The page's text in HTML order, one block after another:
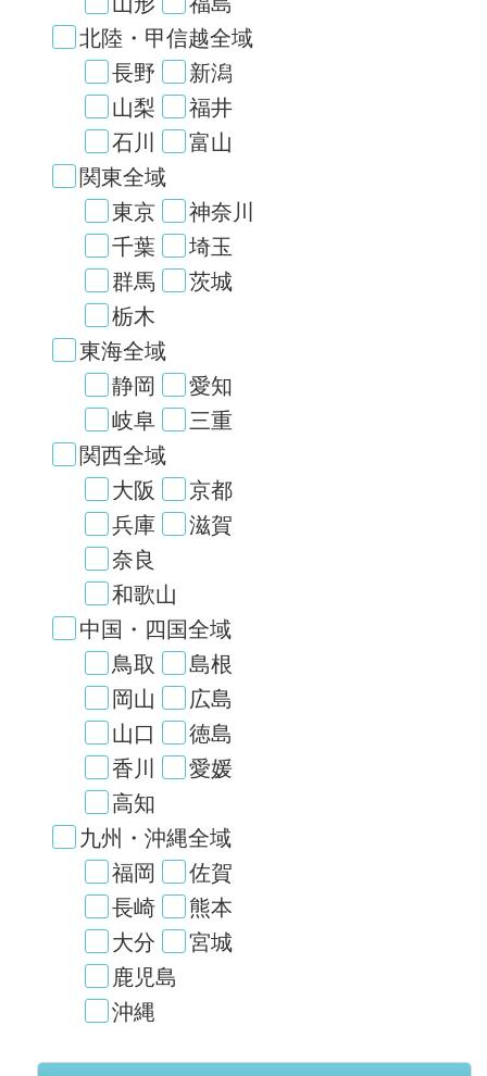
北陸・甲信越全域
長野
新潟
山梨
福井
石川
富山
関東全域
東京
神奈川
千葉
埼玉
群馬
茨城
栃木
東海全域
静岡
愛知
岐阜
三重
関西全域
大阪
京都
兵庫
滋賀
奈良
和歌山
中国・四国全域
鳥取
島根
岡山
広島
山口
徳島
香川
愛媛
高知
九州・沖縄全域
福岡
佐賀
長崎
熊本
大分
宮城
鹿児島
沖縄